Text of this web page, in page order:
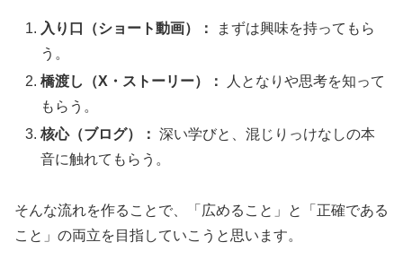
入り口（ショート動画）：
まずは興味を持ってもら
う。
橋渡し（X・ストーリー）：
人となりや思考を知って
もらう。
核心（ブログ）： 深い学びと、混じりっけなしの本
音に触れてもらう。
そんな流れを作ることで、「広めること」と「正確である
こと」の両立を目指していこうと思います。